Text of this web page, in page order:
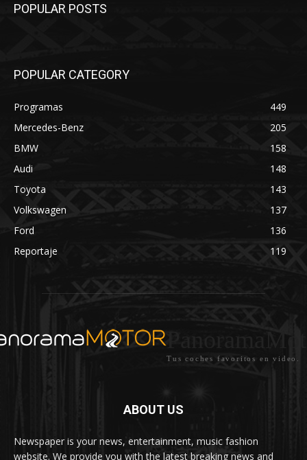
POPULAR POSTS
POPULAR CATEGORY
Programas
449
Mercedes-Benz
205
BMW
158
Audi
148
Toyota
143
Volkswagen
137
Ford
136
Reportaje
119
Tus coches favoritos en video.
ABOUT US
Newspaper is your news, entertainment, music fashion
website. We provide you with the latest breaking news and